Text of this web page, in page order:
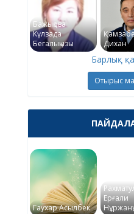
Бажықова
Күлзада
Бегалықызы
Дихан
Барлық
Отырыс
Гаухар Асылбек
Ерғали